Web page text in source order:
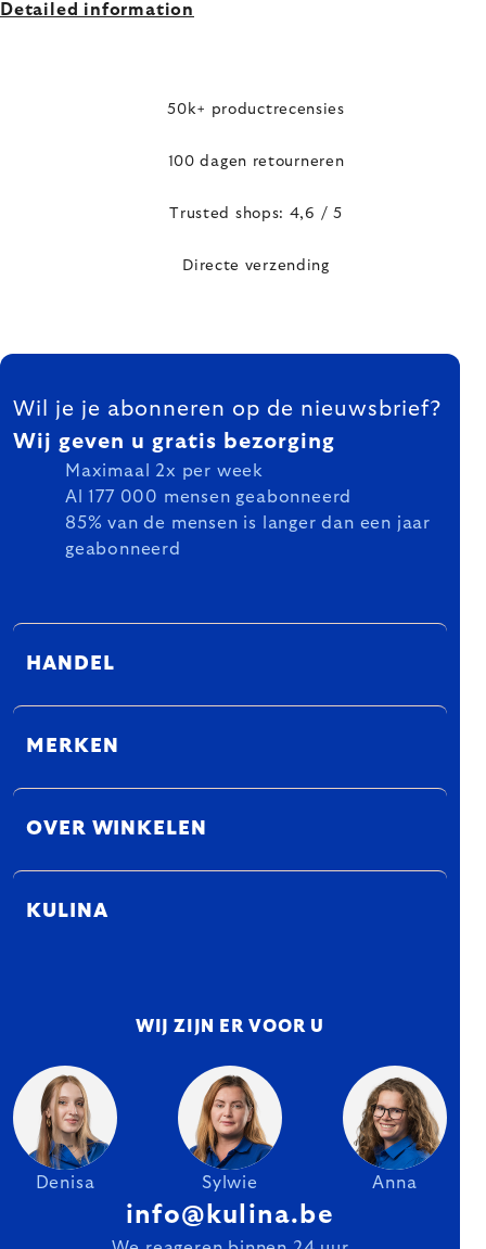
Detailed information
50k+ productrecensies
100 dagen retourneren
Trusted shops: 4,6 / 5
Directe verzending
FOOTER
Wil je je abonneren op de nieuwsbrief?
Wij geven u gratis bezorging
Maximaal 2x per week
Al 177 000 mensen geabonneerd
85% van de mensen is langer dan een jaar
geabonneerd
HANDEL
MERKEN
OVER WINKELEN
KULINA
WIJ ZIJN ER VOOR U
Denisa Sylwie Anna
info@kulina.be